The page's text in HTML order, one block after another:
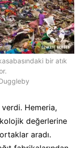
bir atık
verdi. Hemeria,
değerlerine
aradı.